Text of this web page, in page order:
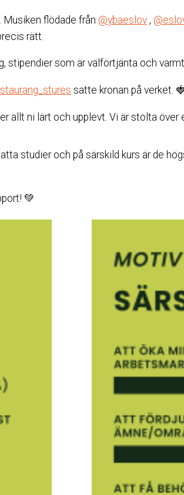
Musiken flödade från @ybaeslov ,
rätt.
stipendier som är välförtjänta och
satte kronan på verket.
allt ni lärt och upplevt. Vi är stolta över
studier och på särskild kurs är de
💚